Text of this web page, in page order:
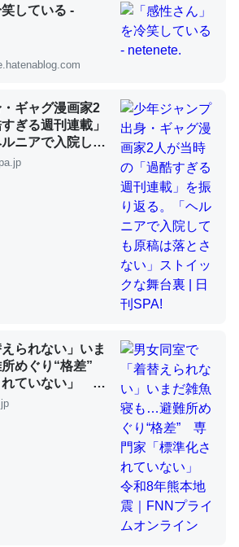
「ずっと前の伏線」は回収されないけ
には多い分量。進化すればするほど分
そう
少ないのか。知らんかった。調べたら
ム分はエビの600分の1程度。
表】昆虫学の大問題＝「昆虫はなぜ海にいな
ルシウムも酸素も不足してて両方に不
してるのでは」とあって面白い。海に
ガニ・ウミグモ）はカルシウムを使わ
る筈だが、酵素が違うのか？
表】昆虫学の大問題＝「昆虫はなぜ海にいな
笑している -
ギャグ漫画家2
ぎる週刊連載」
ニアで入院して
」ストイックな
られない」いま
めぐり“格差”
れていない」 令
プライムオン